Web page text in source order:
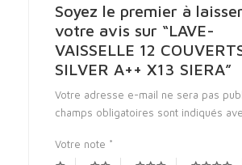
Soyez le premier à laisser
votre avis sur “LAVE-
VAISSELLE 12
SILVER A++ X13 SIERA”
Votre adresse e-mail ne sera pas
champs obligatoires sont indiqués
Votre note *